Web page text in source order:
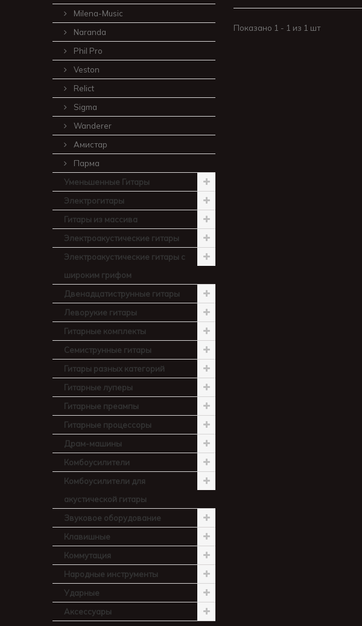
Milena-Music
Naranda
Phil Pro
Veston
Relict
Sigma
Wanderer
Амистар
Парма
Уменьшенные Гитары
Электрогитары
Гитары из массива
Электроакустические гитары
Электроакустические гитары с
широким грифом
Двенадцатиструнные гитары
Леворукие гитары
Гитарные комплекты
Семиструнные гитары
Гитары разных категорий
Гитарные луперы
Гитарные преампы
Гитарные процессоры
Драм-машины
Комбоусилители
Комбоусилители для
акустической гитары
Звуковое оборудование
Клавишные
Коммутация
Народные инструменты
Ударные
Аксессуары
Показано 1 - 1 из 1 шт